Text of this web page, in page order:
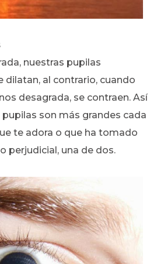
nuestras pupilas
al contrario, cuando
desagrada, se contraen. Así
son más grandes cada
te adora o que ha tomado
perjudicial, una de dos.